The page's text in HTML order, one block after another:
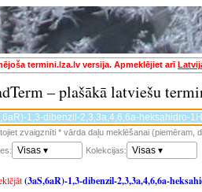
termini.lza.lv versija. Apmeklējiet arī
– plašākā latviešu
zvaigznīti * vārda daļu meklēšanai (piemēram,
Visas ▾ Kolekcijas: Visas ▾
(3aS,6aR)-1,3-dibenzil-2,3,3a,4,6,6a-